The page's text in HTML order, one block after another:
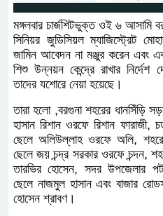
মঙ্গলবার চার্জশিটভুক্ত ওই ৬ আসামি
সিনিয়র জুডিসিয়ল ম্যাজিস্ট্রেট
জামিন আবেদন না মঞ্জুর করেন এবং
শিশু উন্নয়ন কেন্দ্রে রাখার
তাদের যশোরে নেয়া হয়েছে।
তারা হলো ,বরগুনা শহরের ধানসিঁড়ি
হাসান রিশান ওরফে রিশান ফারাজী,
ছেলে অলিউল্লাহ ওরফে অলি,
ছেলে জয় চন্দ্র সরকার ওরফে চন্দন,
তারভির হোসেন, সদর উপজেলার
ছেলে নাজমুল হাসান এবং বাজার
হোসেন শ্রাবণ।